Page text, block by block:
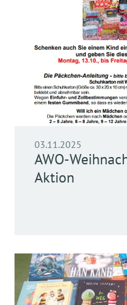
03.11.2025
AWO-
Aktion